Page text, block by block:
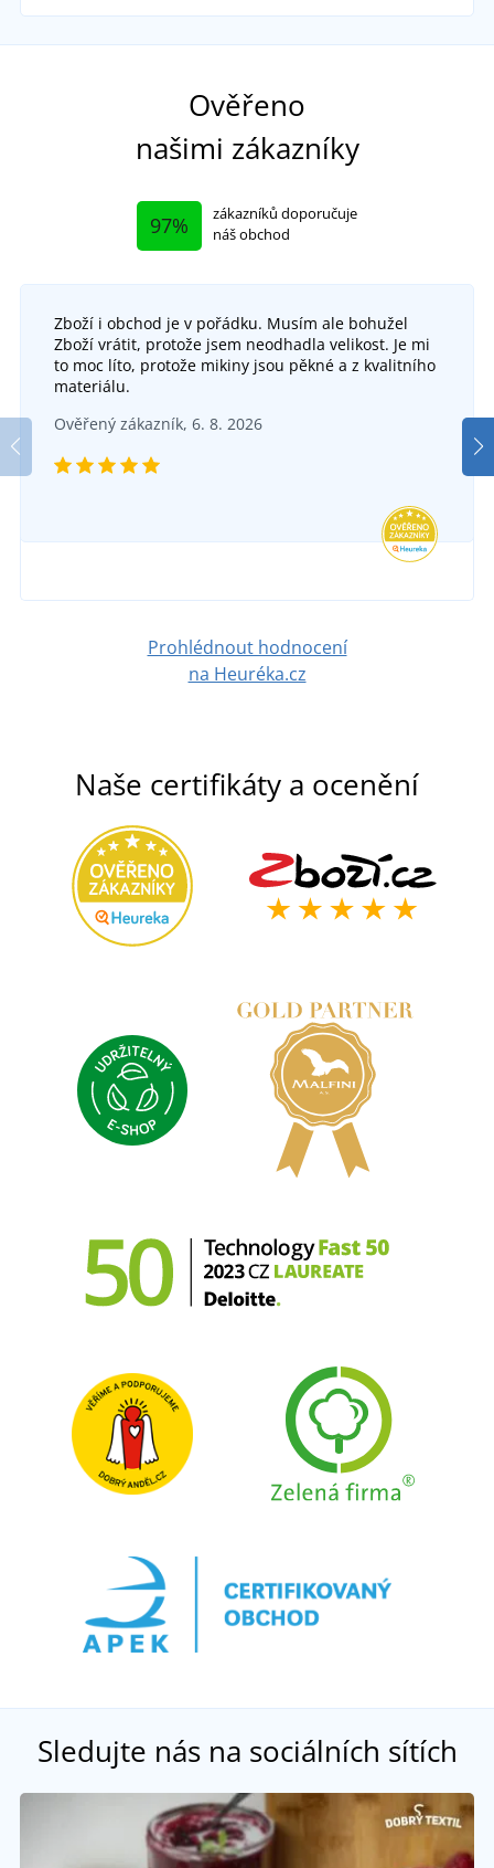
+1
Pánská zimní softshellová bunda VISION
DO 5 DNŮ
Textilní opasek CXS NAVAH
193 Kč
Ověřeno
našimi zákazníky
97%
zákazníků doporučuje
náš obchod
Zboží i obchod je v pořádku. Musím ale bohužel
Zboží vrátit, protože jsem neodhadla velikost. Je mi
to moc líto, protože mikiny jsou pěkné a z kvalitního
materiálu.
Ověřený zákazník, 6. 8. 2026
Prohlédnout hodnocení
na Heuréka.cz
Naše certifikáty a ocenění
Sledujte nás na sociálních sítích